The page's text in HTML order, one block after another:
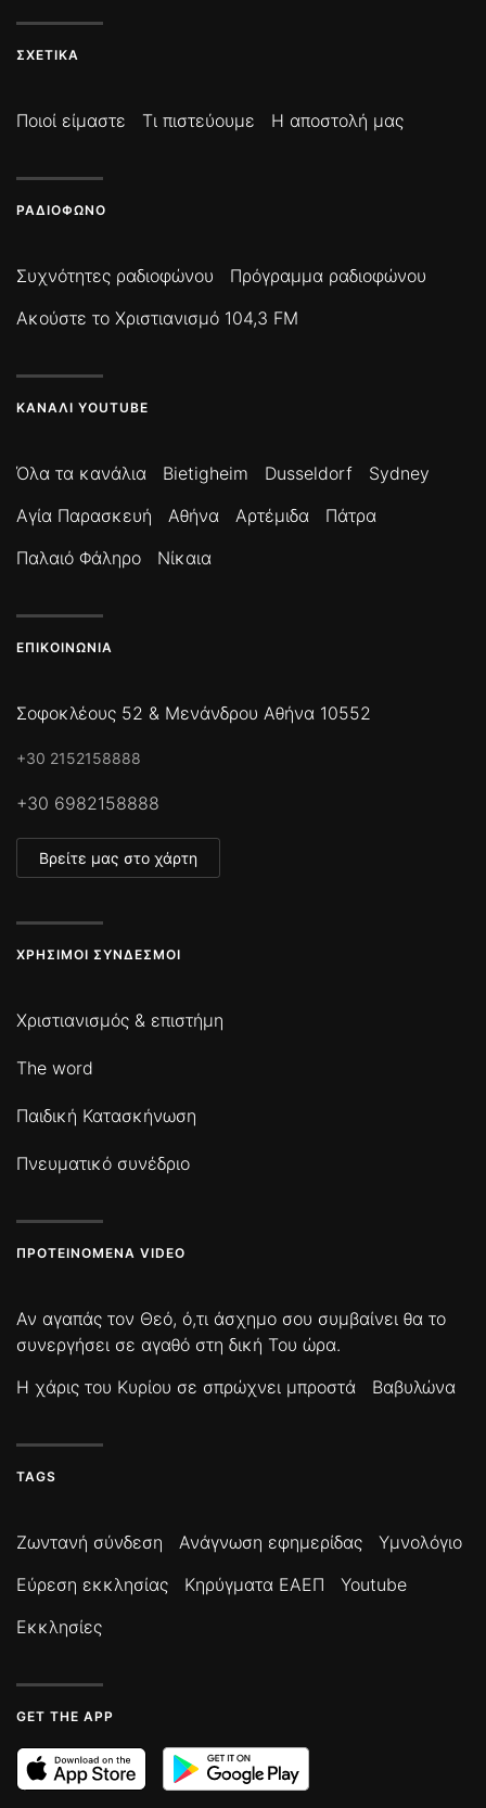
ΣΧΕΤΙΚΆ
Ποιοί είμαστε Τι πιστεύουμε Η αποστολή μας
ΡΑΔΙΌΦΩΝΟ
Συχνότητες ραδιοφώνου
Πρόγραμμα ραδιοφώνου
Ακούστε το Χριστιανισμό 104,3 FM
ΚΑΝΆΛΙ YOUTUBE
Όλα τα κανάλια Bietigheim Dusseldorf
Sydney
Αγία Παρασκευή
Αθήνα Αρτέμιδα
Πάτρα
Παλαιό Φάληρο
Νίκαια
ΕΠΙΚΟΙΝΩΝΊΑ
Σοφοκλέους 52 & Μενάνδρου Αθήνα 10552
+30 2152158888
+30 6982158888
Βρείτε μας στο χάρτη
ΧΡΉΣΙΜΟΙ ΣΎΝΔΕΣΜΟΙ
Χριστιανισμός & επιστήμη
The word
Παιδική Κατασκήνωση
Πνευματικό συνέδριο
ΠΡΟΤΕΙΝΌΜΕΝΑ VIDEO
Αν αγαπάς τον Θεό, ό,τι άσχημο σου συμβαίνει θα το
συνεργήσει σε αγαθό στη δική Του ώρα.
Η χάρις του Κυρίου σε σπρώχνει μπροστά
Βαβυλώνα
TAGS
Ζωντανή σύνδεση Ανάγνωση εφημερίδας
Υμνολόγιο
Εύρεση εκκλησίας
Κηρύγματα ΕΑΕΠ
Youtube
Εκκλησίες
GET THE APP